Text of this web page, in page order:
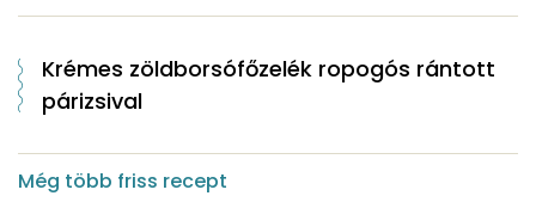
Krémes zöldborsófőzelék ropogós rántott
párizsival
Még több friss recept